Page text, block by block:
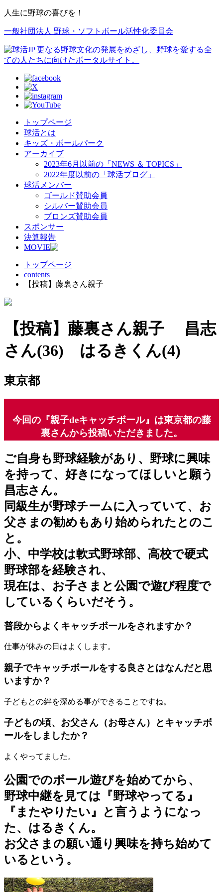
人生に野球の喜びを！
一般社団法人 野球・ソフトボール活性化委員会
トップページ
球活とは
キッズ・ボールパーク
アーカイブ
2023年6月以前の「NEWS ＆ TOPICS」
2022年度以前の「球活ブログ」
球活メンバー
ゴールド賛助会員
シルバー賛助会員
ブロンズ賛助会員
スポンサー
決算報告
MOVIE
トップページ
contents
【投稿】藤裏さん親子
【投稿】藤裏さん親子 昌志
さん(36) はるきくん(4)
東京都
今回の『親子deキャッチボール』は東京都の藤
裏さんから投稿いただきました。
ご自身も野球経験があり、野球に興味
を持って、好きになってほしいと願う
昌志さん。
同級生が野球チームに入っていて、お
父さまの勧めもあり始められたとのこ
と。
小、中学校は軟式野球部、高校で硬式
野球部を経験され、
現在は、お子さまと公園で遊び程度で
しているくらいだそう。
普段からよくキャッチボールをされますか？
仕事が休みの日はよくします。
親子でキャッチボールをする良さとはなんだと思
いますか？
子どもとの絆を深める事ができることですね。
子どもの頃、お父さん（お母さん）とキャッチボ
ールをしましたか？
よくやってました。
公園でのボール遊びを始めてから、
野球中継を見ては『野球やってる』
『またやりたい』と言うようになっ
た、はるきくん。
お父さまの願い通り興味を持ち始めて
いるという。